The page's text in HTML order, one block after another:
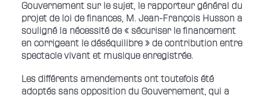
Gouvernement sur le sujet, le rapporteur général du
projet de loi de finances, M. Jean-François Husson a
souligné la nécessité de « sécuriser le financement
en corrigeant le déséquilibre » de contribution entre
spectacle vivant et musique enregistrée.
Les différents amendements ont toutefois été
adoptés sans opposition du Gouvernement, qui a